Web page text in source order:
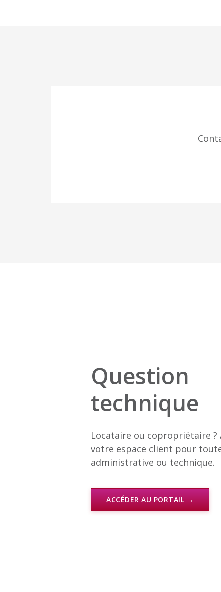
Question
technique
Locataire ou copropriétaire ?
votre espace client pour
administrative ou technique.
ACCÉDER AU PORTAIL →